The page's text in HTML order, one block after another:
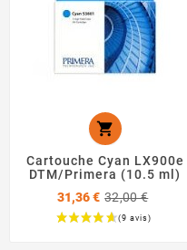

Cartouche Cyan LX900e
DTM/Primera (10.5 ml)
31,36 € 32,00 €
Prix